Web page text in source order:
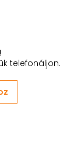
telefonáljon.